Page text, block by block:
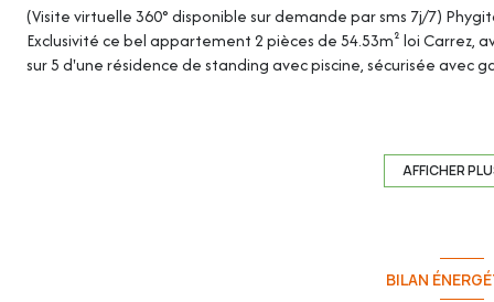
(Visite virtuelle 360° disponible sur demande par sms 7j/7)
Exclusivité ce bel appartement 2 pièces de 54.53m² loi Carrez,
sur 5 d'une résidence de standing avec piscine, sécurisée avec
AFFICHER
BILAN